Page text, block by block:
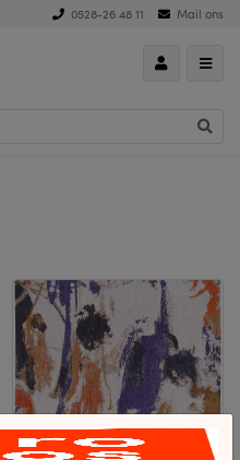
0528-26 48 11 Mail ons
Fresque